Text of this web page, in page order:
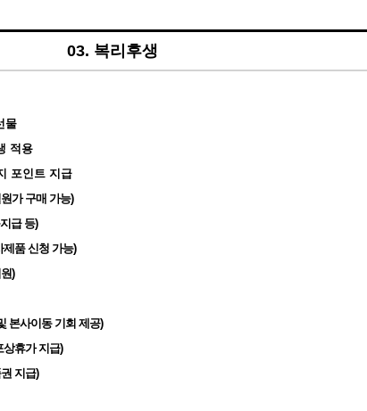
03. 복리후생
물
적용
포인트 지급
가 구매 가능)
급 등)
제품 신청 가능)
)
본사이동 기회 제공)
상휴가 지급)
지급)